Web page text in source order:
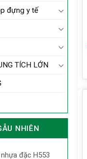
đựng y tế
TÍCH LỚN
NHIÊN
đặc H553